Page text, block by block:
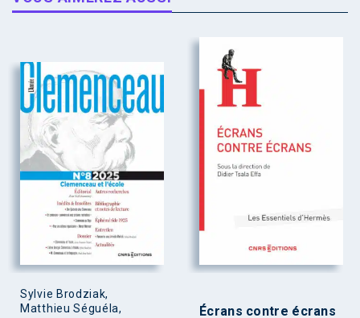
Sylvie Brodziak,
Matthieu Séguéla,
Écrans contre écrans